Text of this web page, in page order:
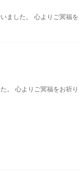
ました。 心よりご冥福を
。 心よりご冥福をお祈り